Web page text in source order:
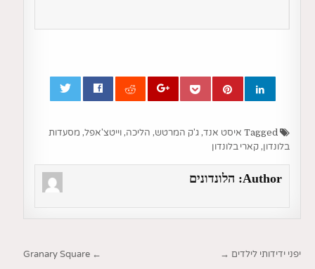
איסט אנד, ג'ק המרטש, הליכה, וייטצ'אפל, מסעדות
בלונדון, קארי בלונדון
Author: הלונדונים
ניווט ← Granary Square יפני ידידותי לילדים →